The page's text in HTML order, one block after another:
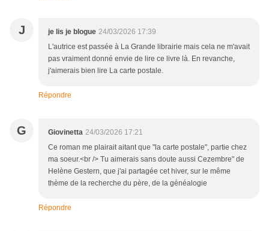
J je lis je blogue 24/03/2026 17:39
L'autrice est passée à La Grande librairie mais cela ne m'avait
pas vraiment donné envie de lire ce livre là. En revanche,
j'aimerais bien lire La carte postale.
Répondre
G Giovinetta 24/03/2026 17:21
Ce roman me plairait aitant que "la carte postale", partie chez
ma soeur.<br /> Tu aimerais sans doute aussi Cezembre" de
Helène Gestern, que j'ai partagée cet hiver, sur le même
thème de la recherche du père, de la généalogie
Répondre